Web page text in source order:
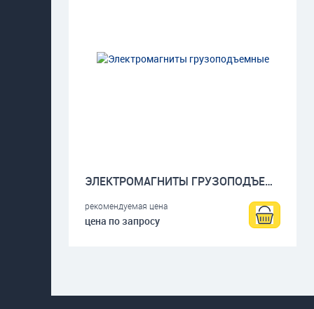
ЭЛЕКТРОМАГНИТЫ ГРУЗОПОДЪЕМНЫЕ
рекомендуемая цена
цена по запросу